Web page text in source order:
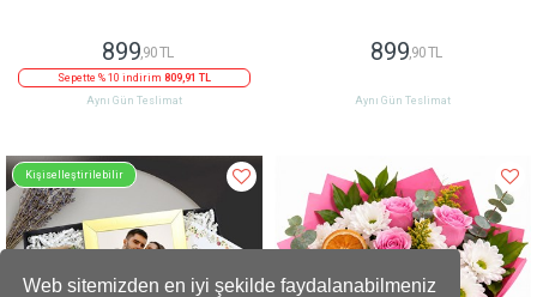
Web sitemizden en iyi şekilde faydalanabilmeniz
899,90 TL
Sepette % 10 indirim 809,91 TL
Aynı Gün Teslimat
899,90 TL
Aynı Gün Teslimat
Kişiselleştirilebilir